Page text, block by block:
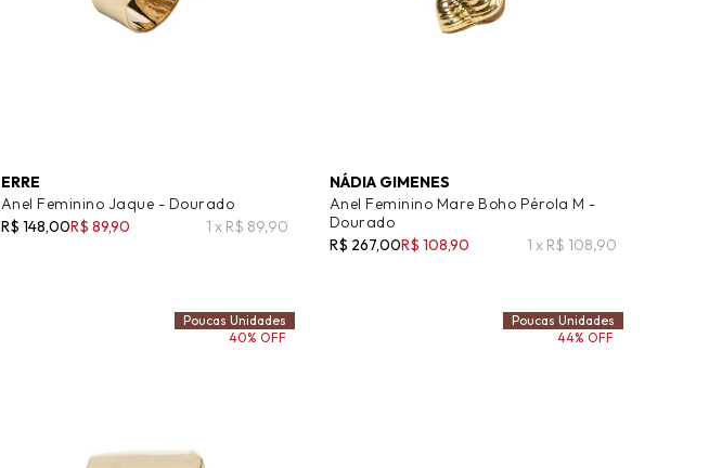
ERRE
Anel Feminino Jaque - Dourado
R$ 148,00R$ 89,90 1 x R$ 89,90
NÁDIA GIMENES
Anel Feminino Mare Boho Pérola M -
Dourado
R$ 267,00R$ 108,90 1 x R$ 108,90
Poucas Unidades
40% OFF
Poucas Unidades
44% OFF